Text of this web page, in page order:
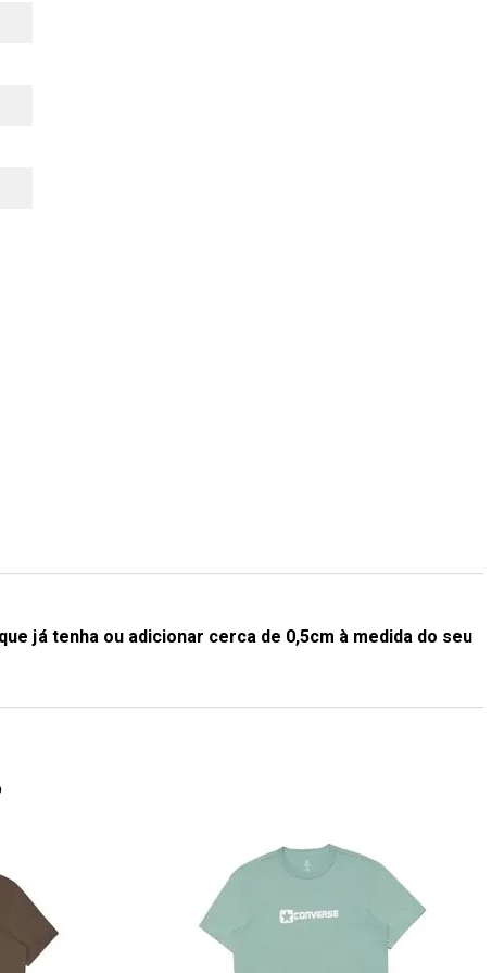
já tenha ou adicionar cerca de 0,5cm à medida do seu